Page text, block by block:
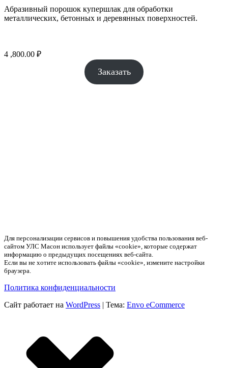
Абразивный порошок купершлак для обработки
металлических, бетонных и деревянных поверхностей.
4 ,800.00 ₽
Заказать
Для персонализации сервисов и повышения удобства пользования веб-
сайтом УЛС Масон использует файлы «cookie», которые содержат
информацию о предыдущих посещениях веб-сайта.
Если вы не хотите использовать файлы «cookie», измените настройки
браузера.
Политика конфиденциальности
Сайт работает на WordPress | Тема: Envo eCommerce